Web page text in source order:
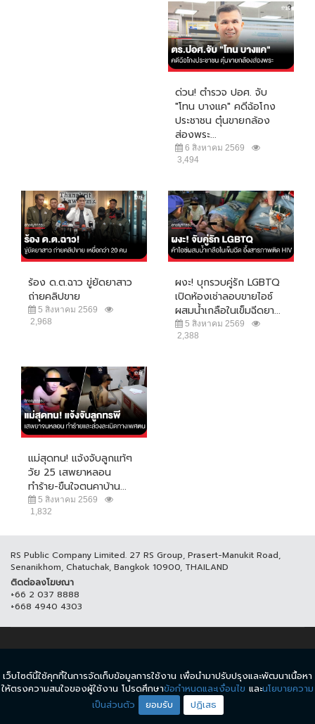
ด่วน! ตำรวจ ปอศ. จับ
"โทน บางแค" คดีฉ้อโกง
ประชาชน ตุ๋นขายกล้อง
ส่องพระ...
6 สิงหาคม 2569
3,494
ร้อง ด.ต.ฉาว ขู่ยัดยาสาว
ถ่ายคลิปขาย
5 สิงหาคม 2569
2,968
ผงะ! บุกรวบคู่รัก LGBTQ
เปิดห้องเช่าลอบขายไอซ์
ผสมน้ำเกลือในเข็มฉีดยา...
5 สิงหาคม 2569
2,388
แม่สุดทน! แจ้งจับลูกแท้ๆ
วัย 25 เสพยาหลอน
ทำร้าย-ขืนใจตนคาบ้าน...
5 สิงหาคม 2569
1,832
RS Public Company Limited. 27 RS Group, Prasert-Manukit Road,
Senanikhom, Chatuchak, Bangkok 10900, THAILAND
ติดต่อลงโฆษณา
+66 2 037 8888
+668 4940 4303
© COPYRIGHT 2017 THAICH8.COM, ALL RIGHT RESERVED.
ข้อกำหนดและเงื่อนไข นโยบายความเป็นส่วนตัว
เว็บไซต์นี้ใช้คุกกี้ในการจัดเก็บข้อมูลการใช้งาน เพื่อนำมาปรับปรุงและพัฒนาเนื้อหา
ให้ตรงความสนใจของผู้ใช้งาน โปรดศึกษาข้อกำหนดและเงื่อนไข และนโยบายความ
เป็นส่วนตัว
ยอมรับ ปฏิเสธ